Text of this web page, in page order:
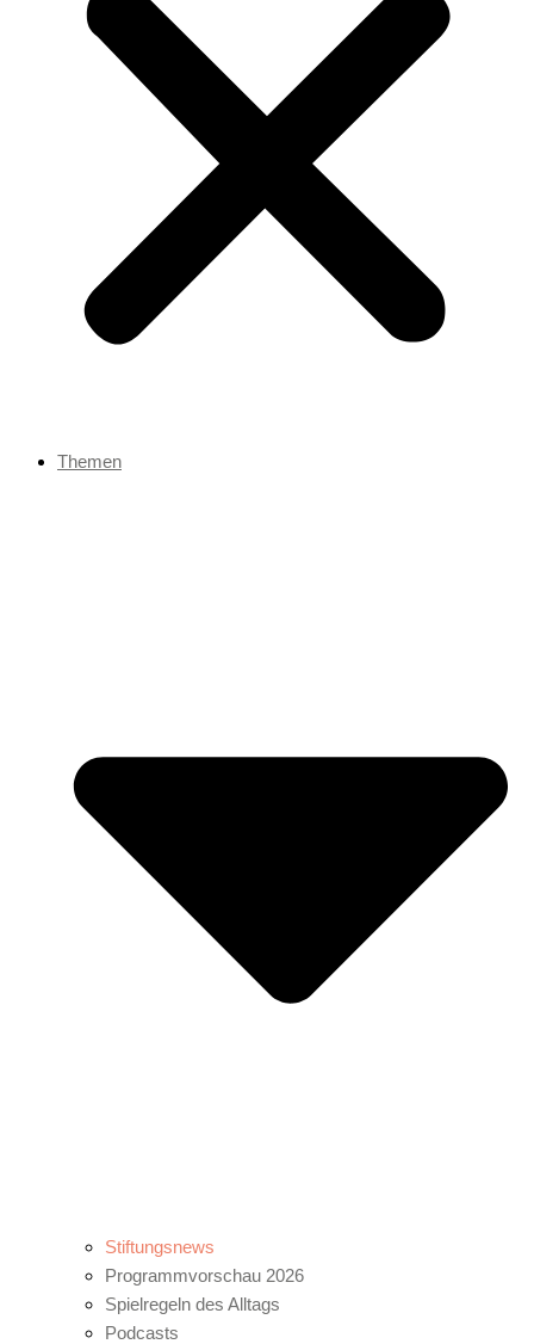
Themen
Stiftungsnews
Programmvorschau 2026
Spielregeln des Alltags
Podcasts